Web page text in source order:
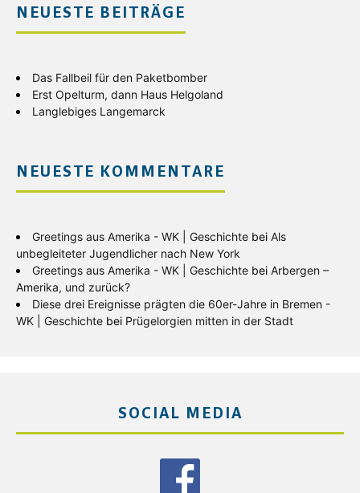
NEUESTE BEITRÄGE
Das Fallbeil für den Paketbomber
Erst Opelturm, dann Haus Helgoland
Langlebiges Langemarck
NEUESTE KOMMENTARE
Greetings aus Amerika - WK | Geschichte bei Als
unbegleiteter Jugendlicher nach New York
Greetings aus Amerika - WK | Geschichte bei Arbergen –
Amerika, und zurück?
Diese drei Ereignisse prägten die 60er-Jahre in Bremen -
WK | Geschichte bei Prügelorgien mitten in der Stadt
SOCIAL MEDIA